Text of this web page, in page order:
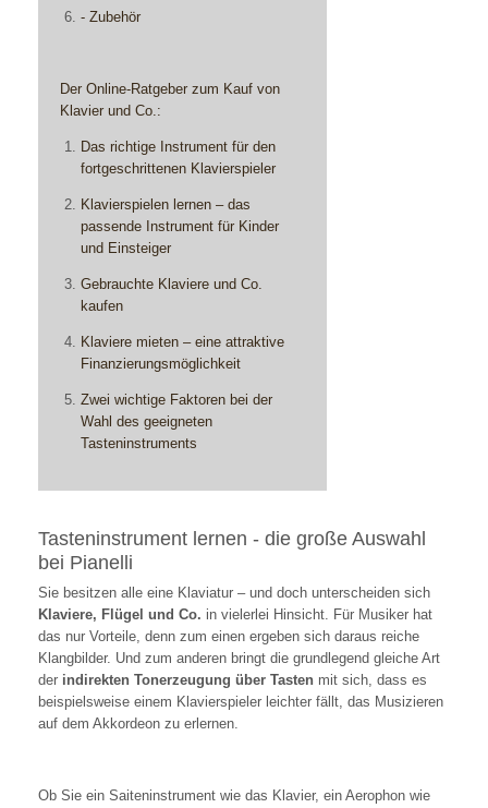
- Zubehör
Der Online-Ratgeber zum Kauf von
Klavier und Co.:
Das richtige Instrument für den
fortgeschrittenen Klavierspieler
Klavierspielen lernen – das
passende Instrument für Kinder
und Einsteiger
Gebrauchte Klaviere und Co.
kaufen
Klaviere mieten – eine attraktive
Finanzierungsmöglichkeit
Zwei wichtige Faktoren bei der
Wahl des geeigneten
Tasteninstruments
Tasteninstrument lernen - die große Auswahl
bei Pianelli
Sie besitzen alle eine Klaviatur – und doch unterscheiden sich
Klaviere, Flügel und Co. in vielerlei Hinsicht. Für Musiker hat
das nur Vorteile, denn zum einen ergeben sich daraus reiche
Klangbilder. Und zum anderen bringt die grundlegend gleiche Art
der indirekten Tonerzeugung über Tastenmit sich, dass es
beispielsweise einem Klavierspieler leichter fällt, das Musizieren
auf dem Akkordeon zu erlernen.
Ob Sie ein Saiteninstrument wie das Klavier, ein Aerophon wie